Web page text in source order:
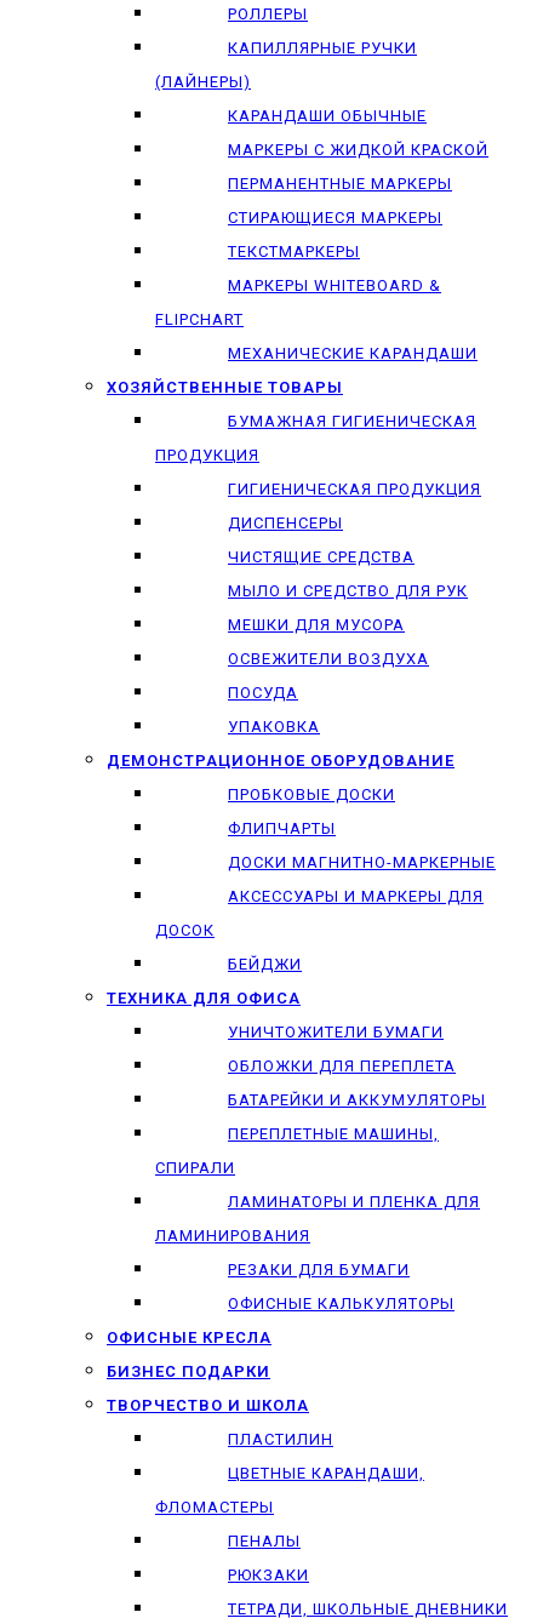
РОЛЛЕРЫ
КАПИЛЛЯРНЫЕ РУЧКИ
(ЛАЙНЕРЫ)
КАРАНДАШИ ОБЫЧНЫЕ
МАРКЕРЫ C ЖИДКОЙ КРАСКОЙ
ПЕРМАНЕНТНЫЕ МАРКЕРЫ
СТИРАЮЩИЕСЯ МАРКЕРЫ
ТЕКСТМАРКЕРЫ
МАРКЕРЫ WHITEBOARD &
FLIPCHART
МЕХАНИЧЕСКИЕ КАРАНДАШИ
ХОЗЯЙСТВЕННЫЕ ТОВАРЫ
БУМАЖНАЯ ГИГИЕНИЧЕСКАЯ
ПРОДУКЦИЯ
ГИГИЕНИЧЕСКАЯ ПРОДУКЦИЯ
ДИСПЕНСЕРЫ
ЧИСТЯЩИЕ СРЕДСТВА
МЫЛО И СРЕДСТВО ДЛЯ РУК
МЕШКИ ДЛЯ МУСОРА
ОСВЕЖИТЕЛИ ВОЗДУХА
ПОСУДА
УПАКОВКА
ДЕМОНСТРАЦИОННОЕ ОБОРУДОВАНИЕ
ПРОБКОВЫЕ ДОСКИ
ФЛИПЧАРТЫ
ДОСКИ МАГНИТНО-МАРКЕРНЫЕ
АКСЕССУАРЫ И МАРКЕРЫ ДЛЯ
ДОСОК
БЕЙДЖИ
ТЕХНИКА ДЛЯ ОФИСА
УНИЧТОЖИТЕЛИ БУМАГИ
ОБЛОЖКИ ДЛЯ ПЕРЕПЛЕТА
БАТАРЕЙКИ И АККУМУЛЯТОРЫ
ПЕРЕПЛЕТНЫЕ МАШИНЫ,
СПИРАЛИ
ЛАМИНАТОРЫ И ПЛЕНКА ДЛЯ
ЛАМИНИРОВАНИЯ
РЕЗАКИ ДЛЯ БУМАГИ
ОФИСНЫЕ КАЛЬКУЛЯТОРЫ
ОФИСНЫЕ КРЕСЛА
БИЗНЕС ПОДАРКИ
ТВОРЧЕСТВО И ШКОЛА
ПЛАСТИЛИН
ЦВЕТНЫЕ КАРАНДАШИ,
ФЛОМАСТЕРЫ
ПЕНАЛЫ
РЮКЗАКИ
ТЕТРАДИ, ШКОЛЬНЫЕ ДНЕВНИКИ